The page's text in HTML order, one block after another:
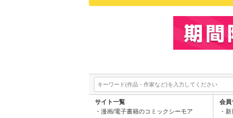
サイト一覧
漫画/電子書籍のコミックシーモア
会員
新